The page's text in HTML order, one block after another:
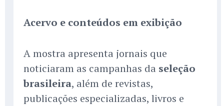
Acervo e conteúdos em exibição
A mostra apresenta jornais que
noticiaram as campanhas da seleção
brasileira, além de revistas,
publicações especializadas, livros e